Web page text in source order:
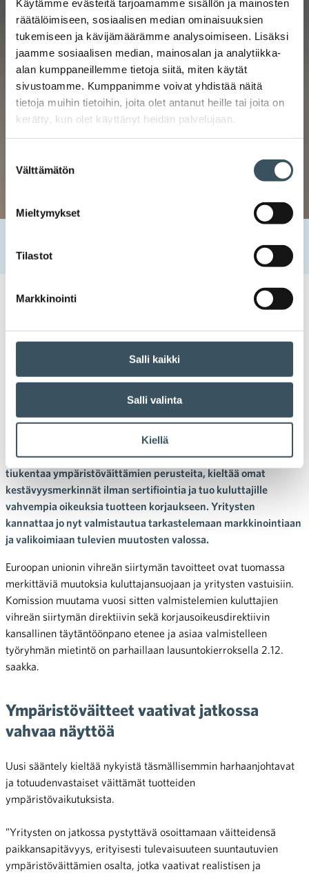
Käytämme evästeitä tarjoamamme sisällön ja mainosten
räätälöimiseen, sosiaalisen median ominaisuuksien
tukemiseen ja kävijämäärämme analysoimiseen. Lisäksi
jaamme sosiaalisen median, mainosalan ja analytiikka-
alan kumppaneillemme tietoja siitä, miten käytät
sivustoamme. Kumppanimme voivat yhdistää näitä
tietoja muihin tietoihin, joita olet antanut heille tai joita on
kerätty, kun olet käyttänyt heidän palvelujaan.
valinta
Välttämätön
Mieltymykset
Tilastot
Markkinointi
Salli kaikki
Salli valinta
Kiellä
Vihreä siirtymä ja korjausoikeus – kuluttajansuoja uudistuu
korjausoikeusdirektiivi,
Vihreä siirtymä ja
korjausoikeus – kuluttajansuoja
EU:n vihreän siirtymän tavoitteet muuttavat pian sekä
kuluttajansuojaa että yritysten velvollisuuksia. Uusi sääntely
tiukentaa ympäristöväittämien perusteita, kieltää omat
kestävyysmerkinnät ilman sertifiointia ja tuo kuluttajille
vahvempia oikeuksia tuotteen korjaukseen. Yritysten
kannattaa jo nyt valmistautua tarkastelemaan markkinointiaan
ja valikoimiaan tulevien muutosten valossa.
Euroopan unionin vihreän siirtymän tavoitteet ovat tuomassa
merkittäviä muutoksia kuluttajansuojaan ja yritysten vastuisiin.
Komission muutama vuosi sitten valmistelemien kuluttajien
vihreän siirtymän direktiivin sekä korjausoikeusdirektiivin
kansallinen täytäntöönpano etenee ja asiaa valmistelleen
työryhmän mietintö on parhaillaan lausuntokierroksella 2.12.
saakka.
Ympäristöväitteet vaativat jatkossa
vahvaa näyttöä
Uusi sääntely kieltää nykyistä täsmällisemmin harhaanjohtavat
ja totuudenvastaiset väittämät tuotteiden
ympäristövaikutuksista.
”Yritysten on jatkossa pystyttävä osoittamaan väitteidensä
paikkansapitävyys, erityisesti tulevaisuuteen suuntautuvien
ympäristöväittämien osalta, jotka vaativat realistisen ja